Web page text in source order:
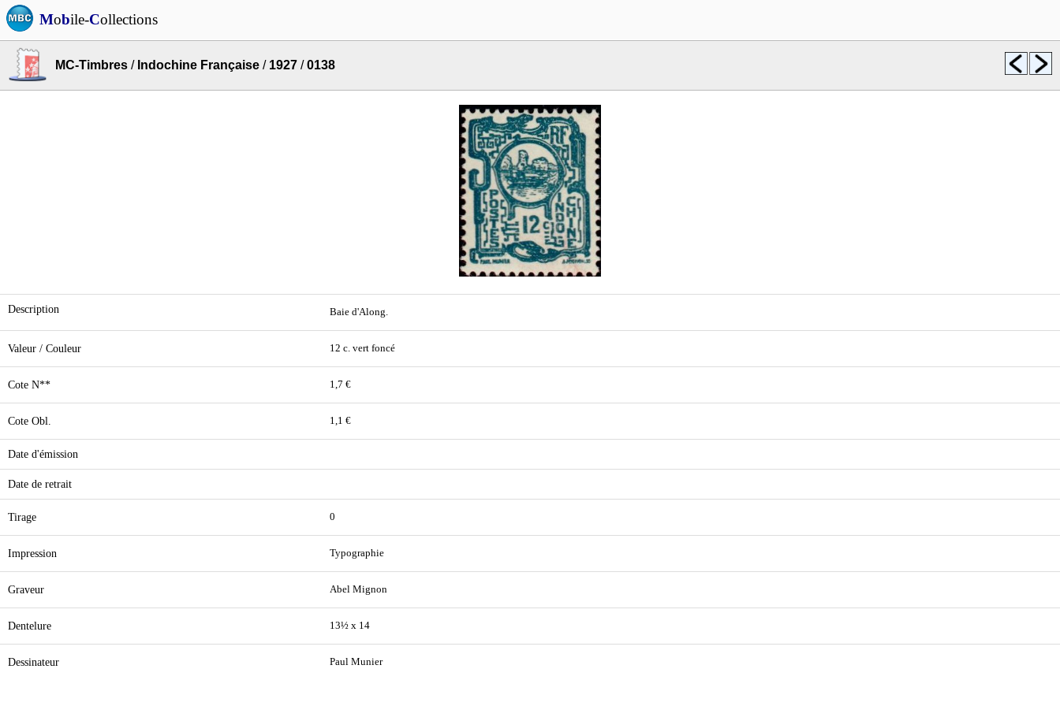
Mobile-Collections
MC-Timbres / Indochine Française / 1927 /0138
Description Baie d'Along.
Valeur / Couleur 12 c. vert foncé
Cote N** 1,7 €
Cote Obl. 1,1 €
Date d'émission
Date de retrait
Tirage 0
Impression Typographie
Graveur Abel Mignon
Dentelure 13½ x 14
Dessinateur Paul Munier